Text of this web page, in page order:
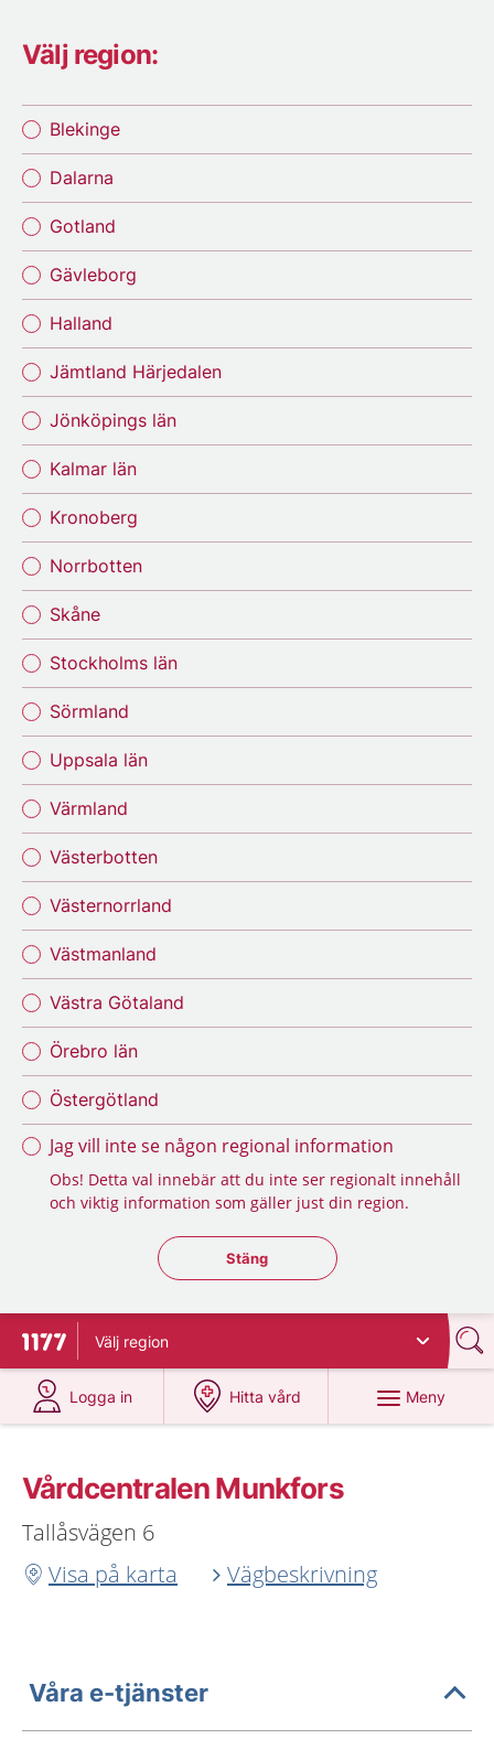
Välj region:
Blekinge
Dalarna
Gotland
Gävleborg
Halland
Jämtland Härjedalen
Jönköpings län
Kalmar län
Kronoberg
Norrbotten
Skåne
Stockholms län
Sörmland
Uppsala län
Värmland
Västerbotten
Västernorrland
Västmanland
Västra Götaland
Örebro län
Östergötland
Jag vill inte se någon regional information
Obs! Detta val innebär att du inte ser regionalt innehåll
och viktig information som gäller just din region.
Stäng regionsväljaren
Stäng
Till startsidan för 1177
Välj region
Logga in
på 1177.se
Hitta vård
på 1177.se
Meny
Vårdcentralen Munkfors
Tallåsvägen 6
Visa på karta
Vägbeskrivning
Våra e-tjänster